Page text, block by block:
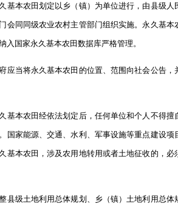
农田划定以乡（镇）为单位进行，由县级人
会同同级农业农村主管部门组织实施。永久基本
入国家永久基本农田数据库严格管理。
当将永久基本农田的位置、范围向社会公告，
农田经依法划定后，任何单位和个人不得擅
国家能源、交通、水利、军事设施等重点建设项
基本农田，涉及农用地转用或者土地征收的，必
级土地利用总体规划、乡（镇）土地利用总体